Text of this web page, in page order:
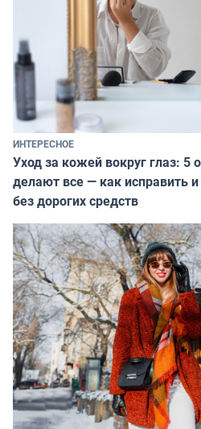
ИНТЕРЕСНОЕ
Уход за кожей вокруг глаз: 5
делают все — как исправить
без дорогих средств